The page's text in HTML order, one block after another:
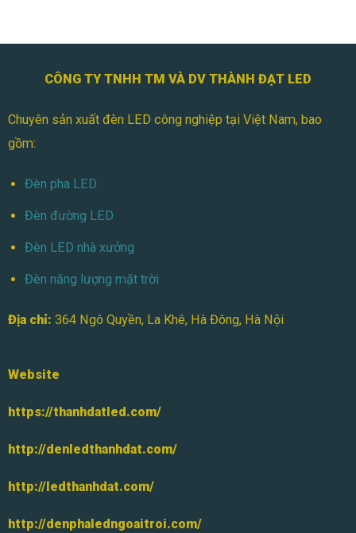
CÔNG TY TNHH TM VÀ DV THÀNH ĐẠT LED
Chuyên sản xuất đèn LED công nghiệp tại Việt Nam, bao
gồm:
Đèn pha LED
Đèn đường LED
Đèn LED nhà xưởng
Đèn năng lượng mặt trời
Địa chỉ: 364 Ngô Quyền, La Khê, Hà Đông, Hà Nội
Website
https://thanhdatled.com/
http://denledthanhdat.com/
http://ledthanhdat.com/
http://denphaledngoaitroi.com/